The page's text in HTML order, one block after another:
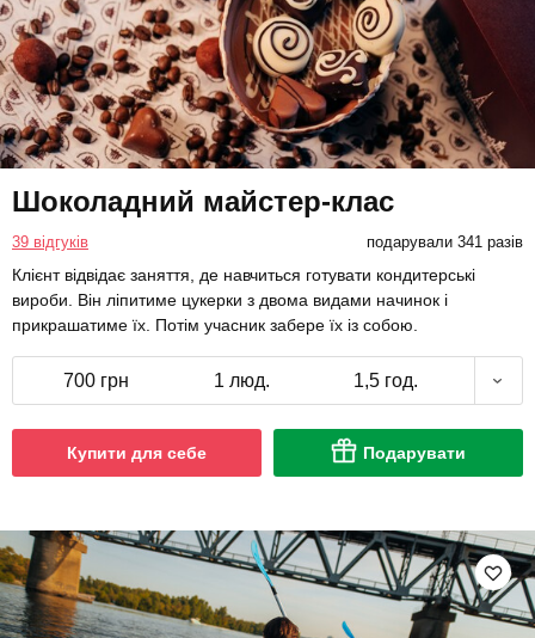
Шоколадний майстер-клас
39 відгуків подарували 341 разів
Клієнт відвідає заняття, де навчиться готувати кондитерські
вироби. Він ліпитиме цукерки з двома видами начинок і
прикрашатиме їх. Потім учасник забере їх із собою.
700 грн 1 люд. 1,5 год.
Купити для себе Подарувати